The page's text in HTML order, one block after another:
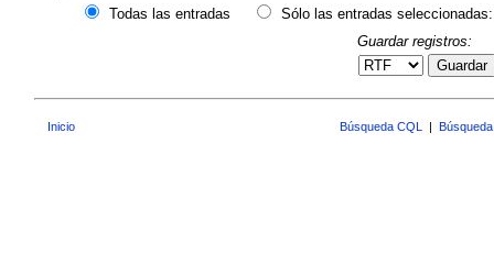
Todas las entradas
Sólo las entradas seleccionadas:
Guardar registros:
Guardar
Inicio Búsqueda CQL